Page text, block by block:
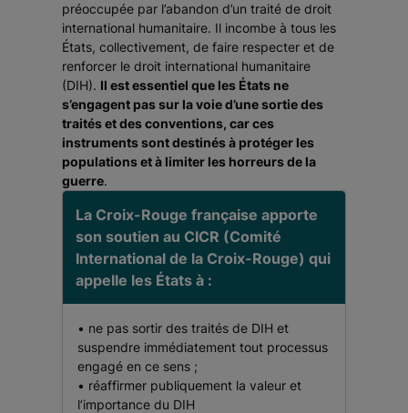
préoccupée par l’abandon d’un traité de droit
international humanitaire. Il incombe à tous les
États, collectivement, de faire respecter et de
renforcer le droit international humanitaire
(DIH). Il est essentiel que les États ne
s’engagent pas sur la voie d’une sortie des
traités et des conventions, car ces
instruments sont destinés à protéger les
populations et à limiter les horreurs de la
guerre.
La Croix-Rouge française apporte
son soutien au CICR (Comité
International de la Croix-Rouge) qui
appelle les États à :
• ne pas sortir des traités de DIH et
suspendre immédiatement tout processus
engagé en ce sens ;
• réaffirmer publiquement la valeur et
l’importance du DIH